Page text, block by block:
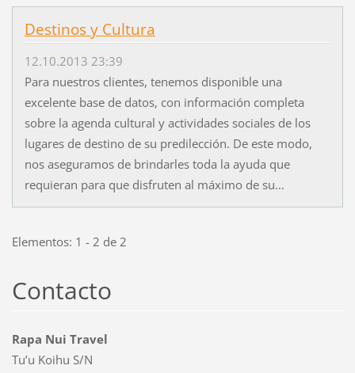
Destinos y Cultura
12.10.2013 23:39
Para nuestros clientes, tenemos disponible una
excelente base de datos, con información completa
sobre la agenda cultural y actividades sociales de los
lugares de destino de su predilección. De este modo,
nos aseguramos de brindarles toda la ayuda que
requieran para que disfruten al máximo de su...
Elementos: 1 - 2 de 2
Contacto
Rapa Nui Travel
Tu’u Koihu S/N